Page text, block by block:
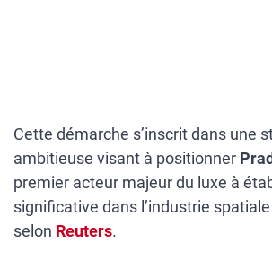
Cette démarche s’inscrit dans une
ambitieuse visant à positionner
premier acteur majeur du luxe à
significative dans l’industrie
selon Reuters.